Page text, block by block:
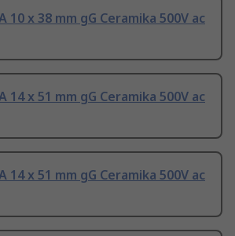
10 x 38 mm gG Ceramika 500V ac
14 x 51 mm gG Ceramika 500V ac
14 x 51 mm gG Ceramika 500V ac